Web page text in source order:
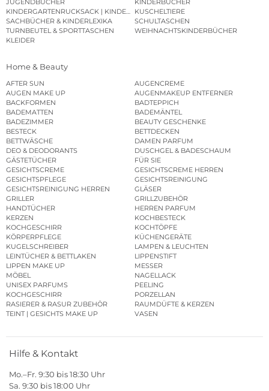
KINDERGARTENRUCKSACK | KINDERGARTENBEUTEL
KUSCHELTIERE
SACHBÜCHER & KINDERLEXIKA
SCHULTASCHEN
TURNBEUTEL & SPORTTASCHEN
WEIHNACHTSKINDERBÜCHER
KLEIDER
Home & Beauty
AFTER SUN
AUGENCREME
AUGEN MAKE UP
AUGENMAKEUP ENTFERNER
BACKFORMEN
BADTEPPICH
BADEMATTEN
BADEMÄNTEL
BADEZIMMER
BEAUTY GESCHENKE
BESTECK
BETTDECKEN
BETTWÄSCHE
DAMEN PARFUM
DEO & DEODORANTS
DUSCHGEL & BADESCHAUM
GÄSTETÜCHER
FÜR SIE
GESICHTSCREME
GESICHTSCREME HERREN
GESICHTSPFLEGE
GESICHTSREINIGUNG
GESICHTSREINIGUNG HERREN
GLÄSER
GRILLER
GRILLZUBEHÖR
HANDTÜCHER
HERREN PARFUM
KERZEN
KOCHBESTECK
KOCHGESCHIRR
KOCHTÖPFE
KÖRPERPFLEGE
KÜCHENGERÄTE
KUGELSCHREIBER
LAMPEN & LEUCHTEN
LEINTÜCHER & BETTLAKEN
LIPPENSTIFT
LIPPEN MAKE UP
MESSER
MÖBEL
NAGELLACK
UNISEX PARFUMS
PEELING
KOCHGESCHIRR
PORZELLAN
RASIERER & RASUR ZUBEHÖR
RAUMDÜFTE & KERZEN
TEINT | GESICHTS MAKE UP
VASEN
Hilfe & Kontakt
Mo.–Fr. 9:30 bis 18:30 Uhr
Sa. 9:30 bis 18:00 Uhr